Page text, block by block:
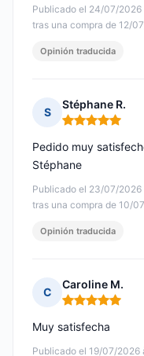
Publicado el 24/07/2026
tras una compra de 12/
Opinión traducida
S
Stéphane R.
Nota: 5 de 5
Publicado el 23/07/2026
tras una compra de 10/
Pedido muy
Stéphane
Opinión traducida
C
Caroline M.
Nota: 5 de 5
Publicado el 19/07/2026
Muy satisfecha